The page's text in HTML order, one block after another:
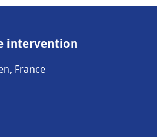
intervention
France